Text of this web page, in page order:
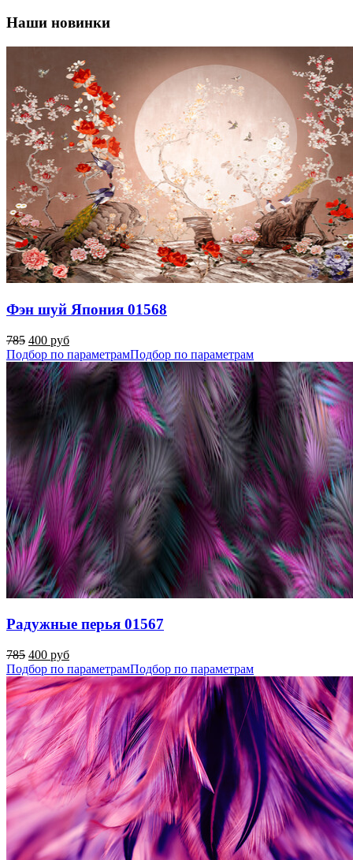
Наши новинки
Фэн шуй Япония 01568
785 400 руб
Подбор по параметрамПодбор по параметрам
Радужные перья 01567
785 400 руб
Подбор по параметрамПодбор по параметрам